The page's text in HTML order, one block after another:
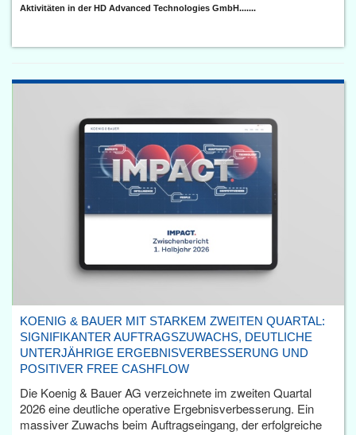
Aktivitäten in der HD Advanced Technologies GmbH.......
KOENIG & BAUER MIT STARKEM ZWEITEN QUARTAL:
SIGNIFIKANTER AUFTRAGSZUWACHS, DEUTLICHE
UNTERJÄHRIGE ERGEBNISVERBESSERUNG UND
POSITIVER FREE CASHFLOW
Die Koenig & Bauer AG verzeichnete im zweiten Quartal
2026 eine deutliche operative Ergebnisverbesserung. Ein
massiver Zuwachs beim Auftragseingang, der erfolgreiche